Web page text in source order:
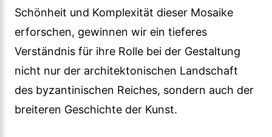
Schönheit und Komplexität dieser Mosaike
erforschen, gewinnen wir ein tieferes
Verständnis für ihre Rolle bei der Gestaltung
nicht nur der architektonischen Landschaft
des byzantinischen Reiches, sondern auch der
breiteren Geschichte der Kunst.